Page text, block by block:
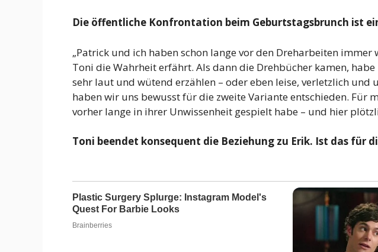
Die öffentliche Konfrontation beim Geburtstagsbrunch ist
„Patrick und ich haben schon lange vor den Dreharbeiten
Toni die Wahrheit erfährt. Als dann die Drehbücher kamen,
sehr laut und wütend erzählen – oder eben leise, verletzlich und
haben wir uns bewusst für die zweite Variante entschieden.
vorher lange in ihrer Unwissenheit gespielt habe – und hier
Toni beendet konsequent die Beziehung zu Erik. Ist das für